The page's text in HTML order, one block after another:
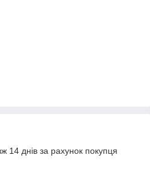
14 днів за рахунок покупця